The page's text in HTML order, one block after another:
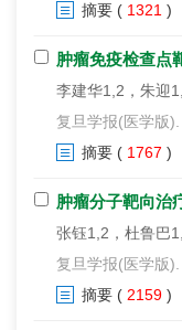
摘要 ( 1321 )
肿瘤免疫检查点
李建华1,2，朱迎
复旦学报(医学版
摘要 ( 1767 )
肿瘤分子靶向治
张钰1,2，杜鲁巴
复旦学报(医学版
摘要 ( 2159 )